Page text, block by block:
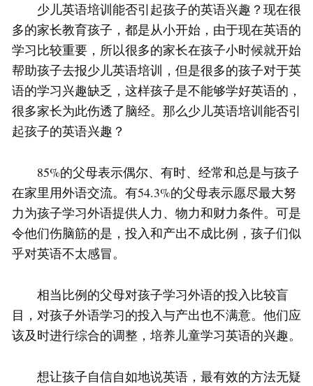
少儿英语培训能否引起孩子的英语兴趣？现在很
多的家长教育孩子，都是从小开始，由于现在英语的
学习比较重要，所以很多的家长在孩子小时候就开始
帮助孩子去报少儿英语培训，但是很多的孩子对于英
语的学习兴趣缺乏，这样孩子是不能够学好英语的，
很多家长为此伤透了脑经。那么少儿英语培训能否引
起孩子的英语兴趣？
85%的父母表示偶尔、有时、经常和总是与孩子
在家里用外语交流。有54.3%的父母表示愿尽最大努
力为孩子学习外语提供人力、物力和财力条件。可是
令他们伤脑筋的是，投入和产出不成比例，孩子们似
乎对英语不太感冒。
相当比例的父母对孩子学习外语的投入比较盲
目，对孩子外语学习的投入与产出也不满意。他们应
该及时进行综合的调整，培养儿童学习英语的兴趣。
想让孩子自信自如地说英语，最有效的方法无疑